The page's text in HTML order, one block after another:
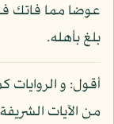
عوضا مما فاتك
بلغ بأهله.
أقول: و
من الآيات